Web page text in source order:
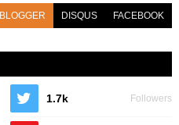
BLOGGER DISQUS FACEBOOK
1.7k Followers